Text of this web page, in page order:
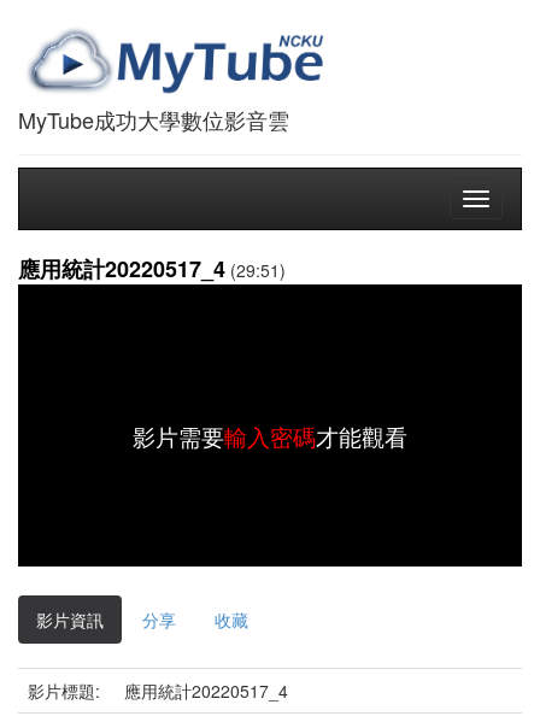
MyTube成功大學數位影音雲
Toggle
應用統計20220517_4 (29:51)
影片需要輸入密碼才能觀看
影片資訊 分享 收藏
影片標題:
應用統計20220517_4